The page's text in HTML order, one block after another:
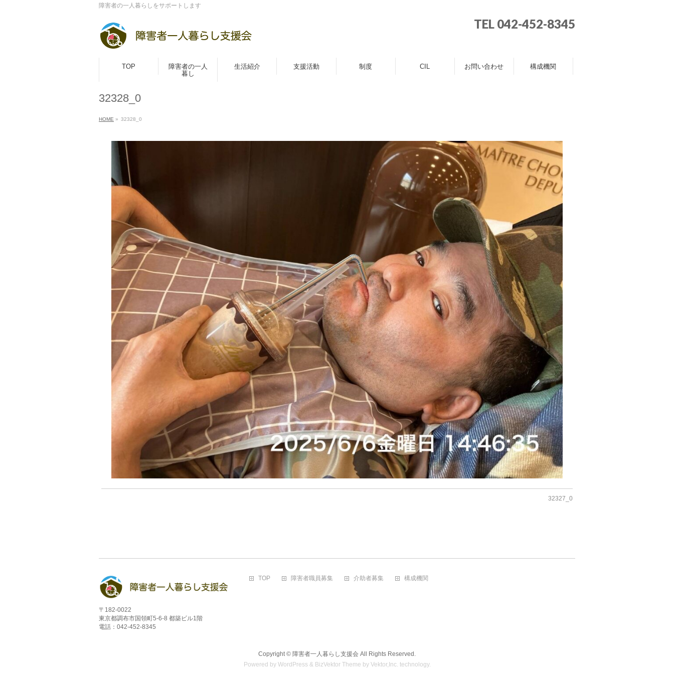
障害者の一人暮らしをサポートします
TEL 042-452-8345
TOP
障害者の一人
暮し
生活紹介 支援活動 制度 CIL お問い合わせ 構成機関
32328_0
HOME » 32328_0
32327_0
〒182-0022
東京都調布市国領町5-6-8 都築ビル1階
電話：042-452-8345
TOP 障害者職員募集 介助者募集 構成機関
Copyright © 障害者一人暮らし支援会 All Rights Reserved.
Powered by WordPress & BizVektor Theme by Vektor,Inc. technology.